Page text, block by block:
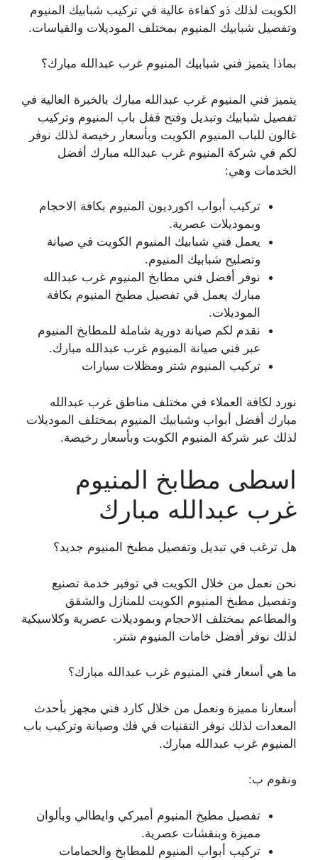
الكويت لذلك ذو كفاءة عالية في تركيب شبابيك المنيوم
وتفصيل شبابيك المنيوم بمختلف الموديلات والقياسات.
بماذا يتميز فني شبابيك المنيوم غرب عبدالله مبارك؟
يتميز فني المنيوم غرب عبدالله مبارك بالخبرة العالية في
تفصيل شبابيك وتبديل وفتح قفل باب المنيوم وتركيب
غالون للباب المنيوم الكويت وبأسعار رخيصة لذلك نوفر
لكم في شركة المنيوم غرب عبدالله مبارك أفضل
الخدمات وهي:
تركيب أبواب اكورديون المنيوم بكافة الاحجام
وبموديلات عصرية.
يعمل فني شبابيك المنيوم الكويت في صيانة
وتصليح شبابيك المنيوم.
نوفر أفضل فني مطابخ المنيوم غرب عبدالله
مبارك يعمل في تفصيل مطبخ المنيوم بكافة
الموديلات.
نقدم لكم صيانة دورية شاملة للمطابخ المنيوم
عبر فني صيانة المنيوم غرب عبدالله مبارك.
تركيب المنيوم شتر ومظلات سيارات
نورد لكافة العملاء في مختلف مناطق غرب عبدالله
مبارك أفضل أبواب وشبابيك المنيوم بمختلف الموديلات
لذلك عبر شركة المنيوم الكويت وبأسعار رخيصة.
اسطى مطابخ المنيوم
غرب عبدالله مبارك
هل ترغب في تبديل وتفصيل مطبخ المنيوم جديد؟
نحن نعمل من خلال الكويت في توفير خدمة تصنيع
وتفصيل مطبخ المنيوم الكويت للمنازل والشقق
والمطاعم بمختلف الاحجام وبموديلات عصرية وكلاسيكية
لذلك نوفر أفضل خامات المنيوم شتر.
ما هي أسعار فني المنيوم غرب عبدالله مبارك؟
أسعارنا مميزة ونعمل من خلال كارد فني مجهز بأحدث
المعدات لذلك نوفر التقنيات في فك وصيانة وتركيب باب
المنيوم غرب عبدالله مبارك.
ونقوم ب:
تفصيل مطبخ المنيوم أميركي وايطالي وبألوان
مميزة وبنقشات عصرية.
تركيب أبواب المنيوم للمطابخ والحمامات